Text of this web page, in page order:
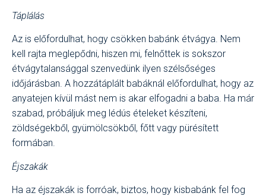
Táplálás
Az is előfordulhat, hogy csökken babánk étvágya. Nem
kell rajta meglepődni, hiszen mi, felnőttek is sokszor
étvágytalansággal szenvedünk ilyen szélsőséges
időjárásban. A hozzátáplált babáknál előfordulhat, hogy az
anyatejen kívül mást nem is akar elfogadni a baba. Ha már
szabad, próbáljuk meg lédús ételeket készíteni,
zöldségekből, gyümölcsökből, főtt vagy pürésített
formában.
Éjszakák
Ha az éjszakák is forróak, biztos, hogy kisbabánk fel fog